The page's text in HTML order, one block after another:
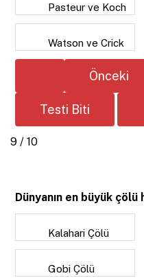
Pasteur ve Koch
Watson ve Crick
9 / 10
Dünyanın en büyük
Kalahari Çölü
Gobi Çölü